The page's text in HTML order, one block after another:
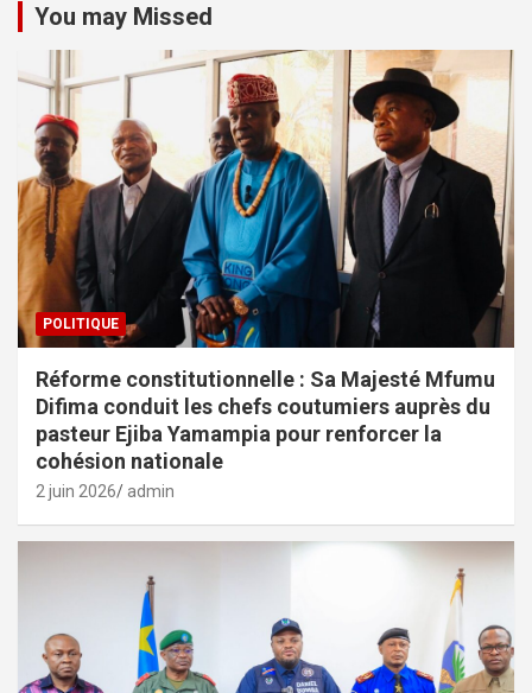
You may Missed
POLITIQUE
Réforme constitutionnelle : Sa Majesté Mfumu
Difima conduit les chefs coutumiers auprès du
pasteur Ejiba Yamampia pour renforcer la
cohésion nationale
2 juin 2026 admin